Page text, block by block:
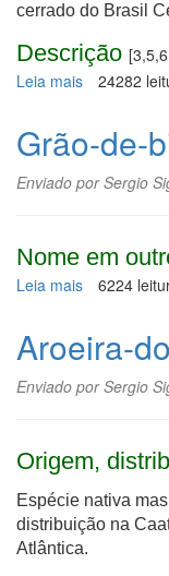
cerrado do Brasil
Descrição
Leia mais sobre
passarinho
24282
Grão-de-
Enviado porSergio
Nome em
Leia mais sobre
bico
6224
Aroeira-
Enviado porSergio
Origem,
Espécie nativa
distribuição na
Atlântica.